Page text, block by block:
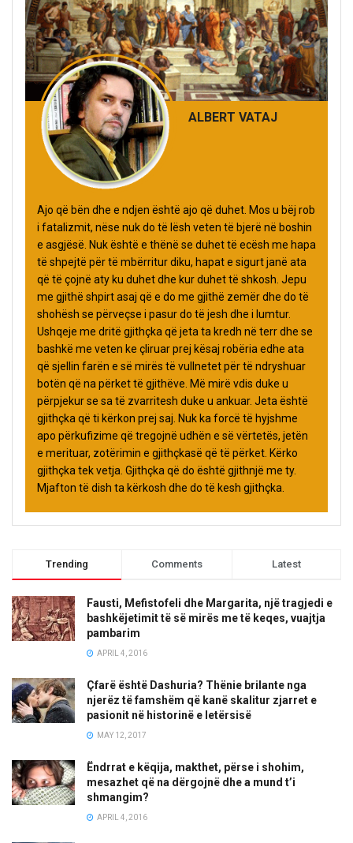
ALBERT VATAJ
Ajo që bën dhe e ndjen është ajo që duhet. Mos u bëj rob
i fatalizmit, nëse nuk do të lësh veten të bjerë në boshin
e asgjësë. Nuk është e thënë se duhet të ecësh me hapa
të shpejtë për të mbërritur diku, hapat e sigurt janë ata
që të çojnë aty ku duhet dhe kur duhet të shkosh. Jepu
me gjithë shpirt asaj që e do me gjithë zemër dhe do të
shohësh se përveçse i pasur do të jesh dhe i lumtur.
Ushqeje me dritë gjithçka që jeta ta kredh në terr dhe se
bashkë me veten ke çliruar prej kësaj robëria edhe ata
që sjellin farën e së mirës të vullnetet për të ndryshuar
botën që na përket të gjithëve. Më mirë vdis duke u
përpjekur se sa të zvarritesh duke u ankuar. Jeta është
gjithçka që ti kërkon prej saj. Nuk ka forcë të hyjshme
apo përkufizime që tregojnë udhën e së vërtetës, jetën
e merituar, zotërimin e gjithçkasë që të përket. Kërko
gjithçka tek vetja. Gjithçka që do është gjithnjë me ty.
Mjafton të dish ta kërkosh dhe do të kesh gjithçka.
Trending Comments Latest
Fausti, Mefistofeli dhe Margarita, një tragjedi e
bashkëjetimit të së mirës me të keqes, vuajtja
pambarim
APRIL 4, 2016
Çfarë është Dashuria? Thënie brilante nga
njerëz të famshëm që kanë skalitur zjarret e
pasionit në historinë e letërsisë
MAY 12, 2017
Ëndrrat e këqija, makthet, përse i shohim,
mesazhet që na dërgojnë dhe a mund t’i
shmangim?
APRIL 4, 2016